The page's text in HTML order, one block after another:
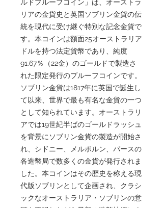
ルドプルーフコイン」は、オーストラ
リアの金貨史と英国ソブリン金貨の伝
統を現代に受け継ぐ特別な記念金貨で
す。本コインは額面25オーストラリア
ドルを持つ法定貨幣であり、純度
91.67％（22金）のゴールドで製造さ
れた限定発行のプルーフコインです。
ソブリン金貨は1817年に英国で誕生し
て以来、世界で最も有名な金貨の一つ
として知られています。オーストラリ
アでは19世紀半ばのゴールドラッシュ
を背景にソブリン金貨の製造が開始さ
れ、シドニー、メルボルン、パースの
各造幣局で数多くの金貨が発行されま
した。本コインはその歴史を称える現
代版ソブリンとして企画され、クラシ
ックなオーストラリア・ソブリンの意